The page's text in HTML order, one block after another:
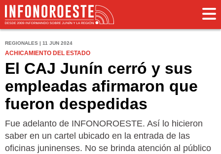
REGIONALES | 11 JUN 2024
ACHICAMIENTO DEL ESTADO
El CAJ Junín cerró y sus
empleadas afirmaron que
fueron despedidas
Fue adelanto de INFONOROESTE. Así lo hicieron
saber en un cartel ubicado en la entrada de las
oficinas juninenses. No se brinda atención al público